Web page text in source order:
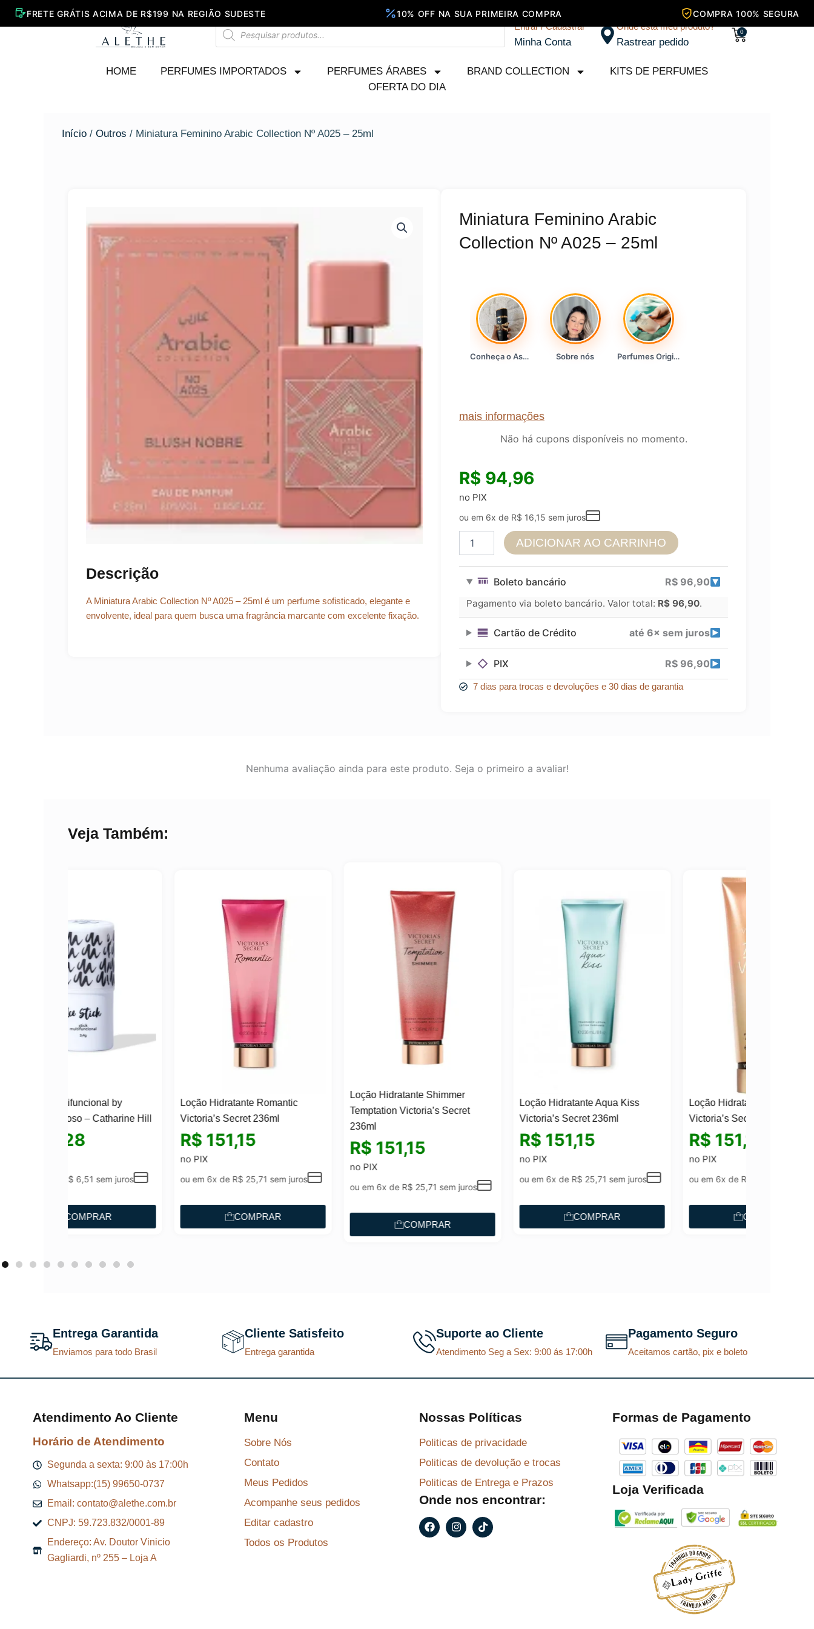
Pesquisar
produtos
Entrar / Cadastrar
Minha Conta
Onde está meu produto?
Rastrear pedido
0
Carrinho
HOME PERFUMES IMPORTADOS PERFUMES ÁRABES BRAND COLLECTION
KITS DE PERFUMES
OFERTA DO DIA
Início / Outros / Miniatura Feminino Arabic Collection Nº A025 – 25ml
Descrição
A Miniatura Arabic Collection Nº A025 – 25ml é um perfume sofisticado, elegante e
envolvente, ideal para quem busca uma fragrância marcante com excelente fixação.
Miniatura Feminino Arabic
Collection Nº A025 – 25ml
Conheça o Asad, da Lattafa… Sobre nós Perfumes Originais
mais informações
Não há cupons disponíveis no momento.
R$ 94,96
no PIX
ou em 6x de R$ 16,15 sem juros
Feminino
Nº
25ml
quantidade
ADICIONAR AO CARRINHO
Boleto bancário R$96,90
Pagamento via boleto bancário. Valor total: R$ 96,90.
Cartão de Crédito até 6× sem juros
PIX R$96,90
7 dias para trocas e devoluções e 30 dias de garantia
Nenhuma avaliação ainda para este produto. Seja o primeiro a avaliar!
Veja Também:
Loção Hidratante Romantic
Victoria’s Secret 236ml
R$
ou em 6x deR$25,71 sem juros
Loção Hidratante Shimmer
Temptation Victoria’s Secret
R$
ou em 6x de sem juros
Loção Hidratante Aqua Kiss
R$
R$25,71 sem juros
COMPRAR
Loção Hidratante Bare Vanilla
Victoria’s Secret 236ml
R$
ou em 6x deR$25,71 sem juros
Entrega Garantida
Enviamos para todo Brasil
Cliente Satisfeito
Entrega garantida
Suporte ao Cliente
Atendimento Seg a Sex: 9:00 ás 17:00h
Pagamento Seguro
Aceitamos cartão, pix e boleto
Atendimento Ao Cliente
Horário de Atendimento
Segunda a sexta: 9:00 às 17:00h
Whatsapp:(15) 99650-0737
Email: contato@alethe.com.br
CNPJ: 59.723.832/0001-89
Endereço: Av. Doutor Vinicio
Gagliardi, nº 255 – Loja A
Menu
Sobre Nós
Contato
Meus Pedidos
Acompanhe seus pedidos
Editar cadastro
Todos os Produtos
Nossas Políticas
Politicas de privacidade
Politicas de devolução e trocas
Politicas de Entrega e Prazos
Onde nos encontrar:
F
a
c
I
n
s
T
i
k
Formas de Pagamento
Loja Verificada